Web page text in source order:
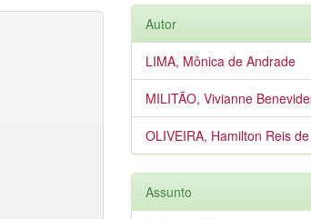
Autor
LIMA, Mônica de Andrade
MILITÃO, Vivianne
OLIVEIRA, Hamilton Reis de
Assunto